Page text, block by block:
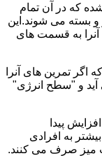
شده که در آن تمام
بسته می شوند.این
آنرا به قسمت های
تمرین های آنرا
آید و "سطح انرژی"
پیدا
به افرادی
میز صرف می کنند.